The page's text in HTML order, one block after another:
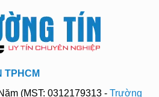
TPHCM
(MST: 0312179313 - Trường